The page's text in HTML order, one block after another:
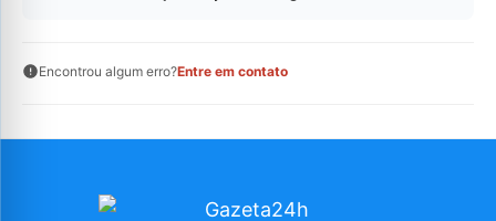
Encontrou algum erro?Entre em contato